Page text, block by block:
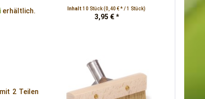
erhältlich.
mit 2 Teilen
Inhalt10 Stück(0,40 € * / 1 Stück)
3,95 € *